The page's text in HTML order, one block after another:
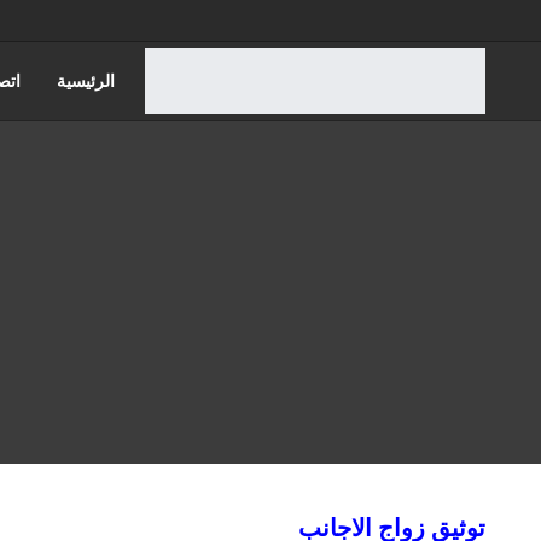
الرئيسية
توثيق زواج الاجانب